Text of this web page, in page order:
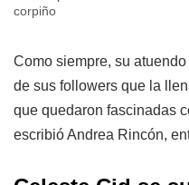
corpiño
Como siempre, su
de sus followers que la
que quedaron fascinadas
escribió Andrea Rincón,